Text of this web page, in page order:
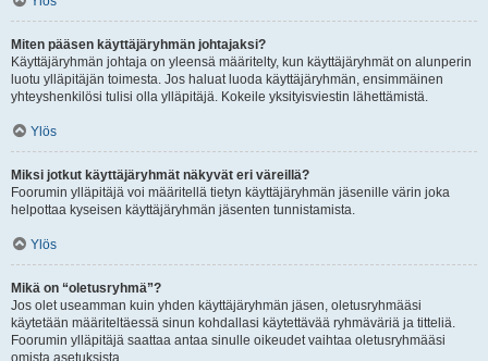
Miten pääsen käyttäjäryhmän johtajaksi?
Käyttäjäryhmän johtaja on yleensä määritelty, kun käyttäjäryhmät on alunperin
luotu ylläpitäjän toimesta. Jos haluat luoda käyttäjäryhmän, ensimmäinen
yhteyshenkilösi tulisi olla ylläpitäjä. Kokeile yksityisviestin lähettämistä.
Ylös
Miksi jotkut käyttäjäryhmät näkyvät eri väreillä?
Foorumin ylläpitäjä voi määritellä tietyn käyttäjäryhmän jäsenille värin joka
helpottaa kyseisen käyttäjäryhmän jäsenten tunnistamista.
Ylös
Mikä on “oletusryhmä”?
Jos olet useamman kuin yhden käyttäjäryhmän jäsen, oletusryhmääsi
käytetään määriteltäessä sinun kohdallasi käytettävää ryhmäväriä ja titteliä.
Foorumin ylläpitäjä saattaa antaa sinulle oikeudet vaihtaa oletusryhmääsi
omista asetuksista.